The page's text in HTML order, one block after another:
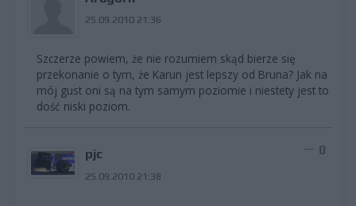
25.09.2010 21:36
Szczerze powiem, że nie rozumiem skąd bierze się
przekonanie o tym, że Karun jest lepszy od Bruna? Jak na
mój gust oni są na tym samym poziomie i niestety jest to
dość niski poziom.
pjc
25.09.2010 21:38
0